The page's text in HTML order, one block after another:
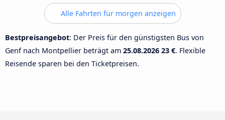
Alle Fahrten für morgen anzeigen
Bestpreisangebot: Der Preis für den günstigsten Bus von
Genf nach Montpellier beträgt am 25.08.2026 23 €. Flexible
Reisende sparen bei den Ticketpreisen.